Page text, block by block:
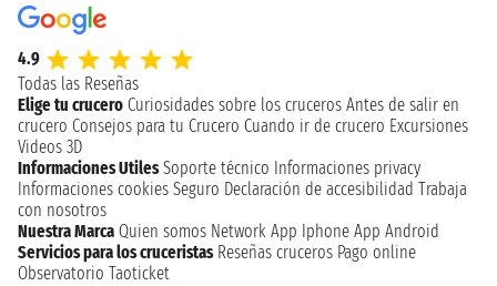
4.9
Todas las Reseñas
Elige tu crucero Curiosidades sobre los cruceros Antes de salir en
crucero Consejos para tu Crucero Cuando ir de crucero Excursiones
Videos 3D
Informaciones Utiles Soporte técnico Informaciones privacy
Informaciones cookies Seguro Declaración de accesibilidad Trabaja
con nosotros
Nuestra Marca Quien somos Network App Iphone App Android
Servicios para los cruceristas Reseñas cruceros Pago online
Observatorio Taoticket